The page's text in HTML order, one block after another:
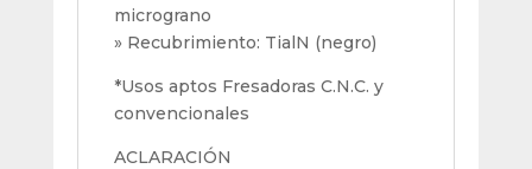
micrograno
» Recubrimiento: TialN (negro)
*Usos aptos Fresadoras C.N.C. y
convencionales
ACLARACIÓN